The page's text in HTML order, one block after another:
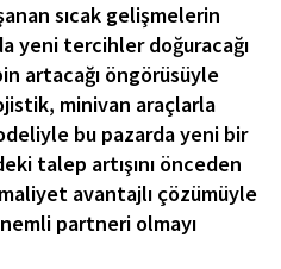
sıcak gelişmelerin
yeni tercihler doğuracağı
artacağı öngörüsüyle
minivan araçlarla
bu pazarda yeni bir
talep artışını önceden
avantajlı çözümüyle
partneri olmayı